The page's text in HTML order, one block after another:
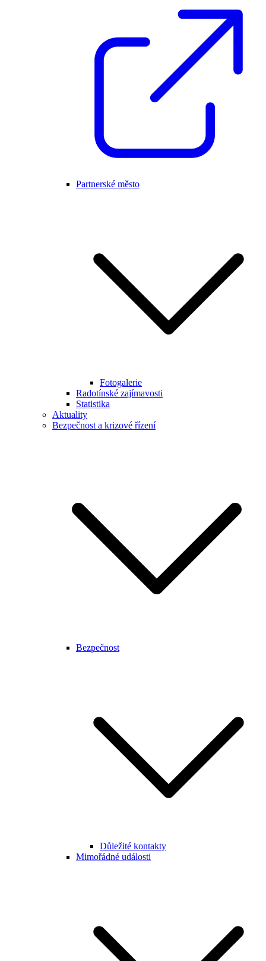
Partnerské město
Fotogalerie
Radotínské zajímavosti
Statistika
Aktuality
Bezpečnost a krizové řízení
Bezpečnost
Důležité kontakty
Mimořádné události